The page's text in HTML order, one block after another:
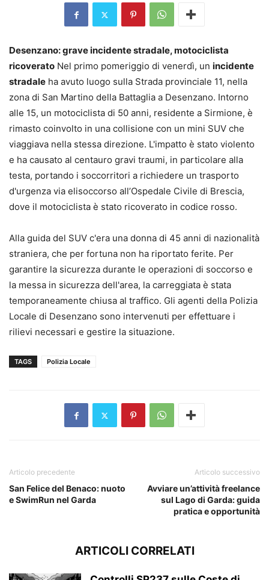
Desenzano: grave incidente stradale, motociclista
ricoverato Nel primo pomeriggio di venerdì, un incidente
stradale ha avuto luogo sulla Strada provinciale 11, nella
zona di San Martino della Battaglia a Desenzano. Intorno
alle 15, un motociclista di 50 anni, residente a Sirmione, è
rimasto coinvolto in una collisione con un mini SUV che
viaggiava nella stessa direzione. L'impatto è stato violento
e ha causato al centauro gravi traumi, in particolare alla
testa, portando i soccorritori a richiedere un trasporto
d'urgenza via elisoccorso all’Ospedale Civile di Brescia,
dove il motociclista è stato ricoverato in codice rosso.
Alla guida del SUV c'era una donna di 45 anni di nazionalità
straniera, che per fortuna non ha riportato ferite. Per
garantire la sicurezza durante le operazioni di soccorso e
la messa in sicurezza dell'area, la carreggiata è stata
temporaneamente chiusa al traffico. Gli agenti della Polizia
Locale di Desenzano sono intervenuti per effettuare i
rilievi necessari e gestire la situazione.
TAGS Polizia Locale
Articolo precedente
San Felice del Benaco: nuoto
e SwimRun nel Garda
Articolo successivo
Avviare un’attività freelance
sul Lago di Garda: guida
pratica e opportunità
ARTICOLI CORRELATI